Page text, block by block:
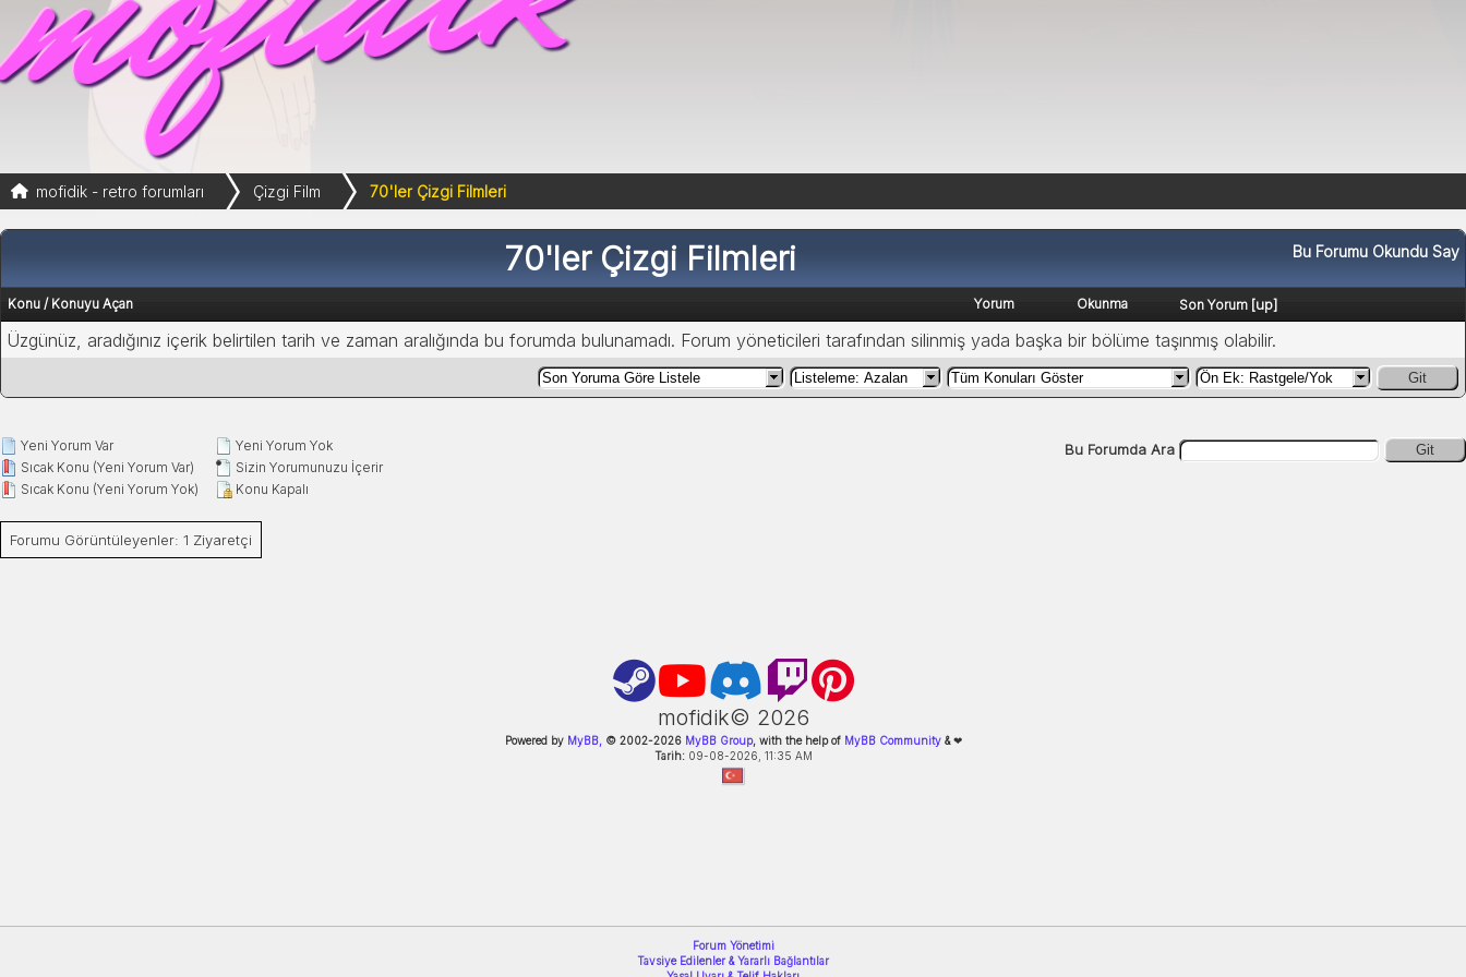
mofidik - retro forumları Çizgi Film 70'ler Çizgi Filmleri
Bu Forumu Okundu Say
70'ler Çizgi Filmleri
Konu / Konuyu Açan Yorum Okunma Son Yorum [up]
Üzgünüz, aradığınız içerik belirtilen tarih ve zaman aralığında bu forumda bulunamadı. Forum yöneticileri tarafından silinmiş yada başka bir bölüme taşınmış olabilir.
Git
Yeni Yorum Var
Sıcak Konu (Yeni Yorum Var)
Sıcak Konu (Yeni Yorum Yok)
Yeni Yorum Yok
Sizin Yorumunuzu İçerir
Konu Kapalı
Bu Forumda Ara Git
Forumu Görüntüleyenler: 1 Ziyaretçi
mofidik© 2026
Powered by MyBB, © 2002-2026MyBB Group, with the help of MyBB Community&❤
Tarih:09-08-2026, 11:35 AM
Forum Yönetimi
Tavsiye Edilenler & Yararlı Bağlantılar